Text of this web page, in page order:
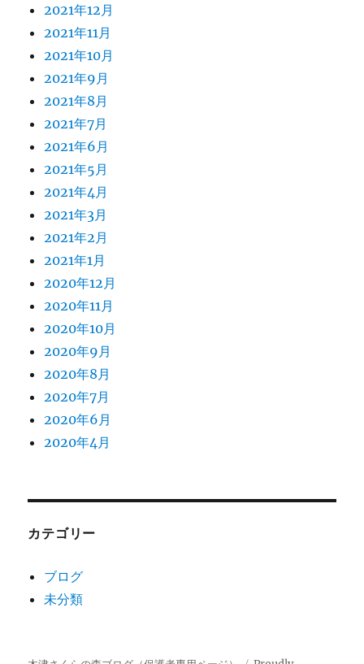
2021年12月
2021年11月
2021年10月
2021年9月
2021年8月
2021年7月
2021年6月
2021年5月
2021年4月
2021年3月
2021年2月
2021年1月
2020年12月
2020年11月
2020年10月
2020年9月
2020年8月
2020年7月
2020年6月
2020年4月
カテゴリー
ブログ
未分類